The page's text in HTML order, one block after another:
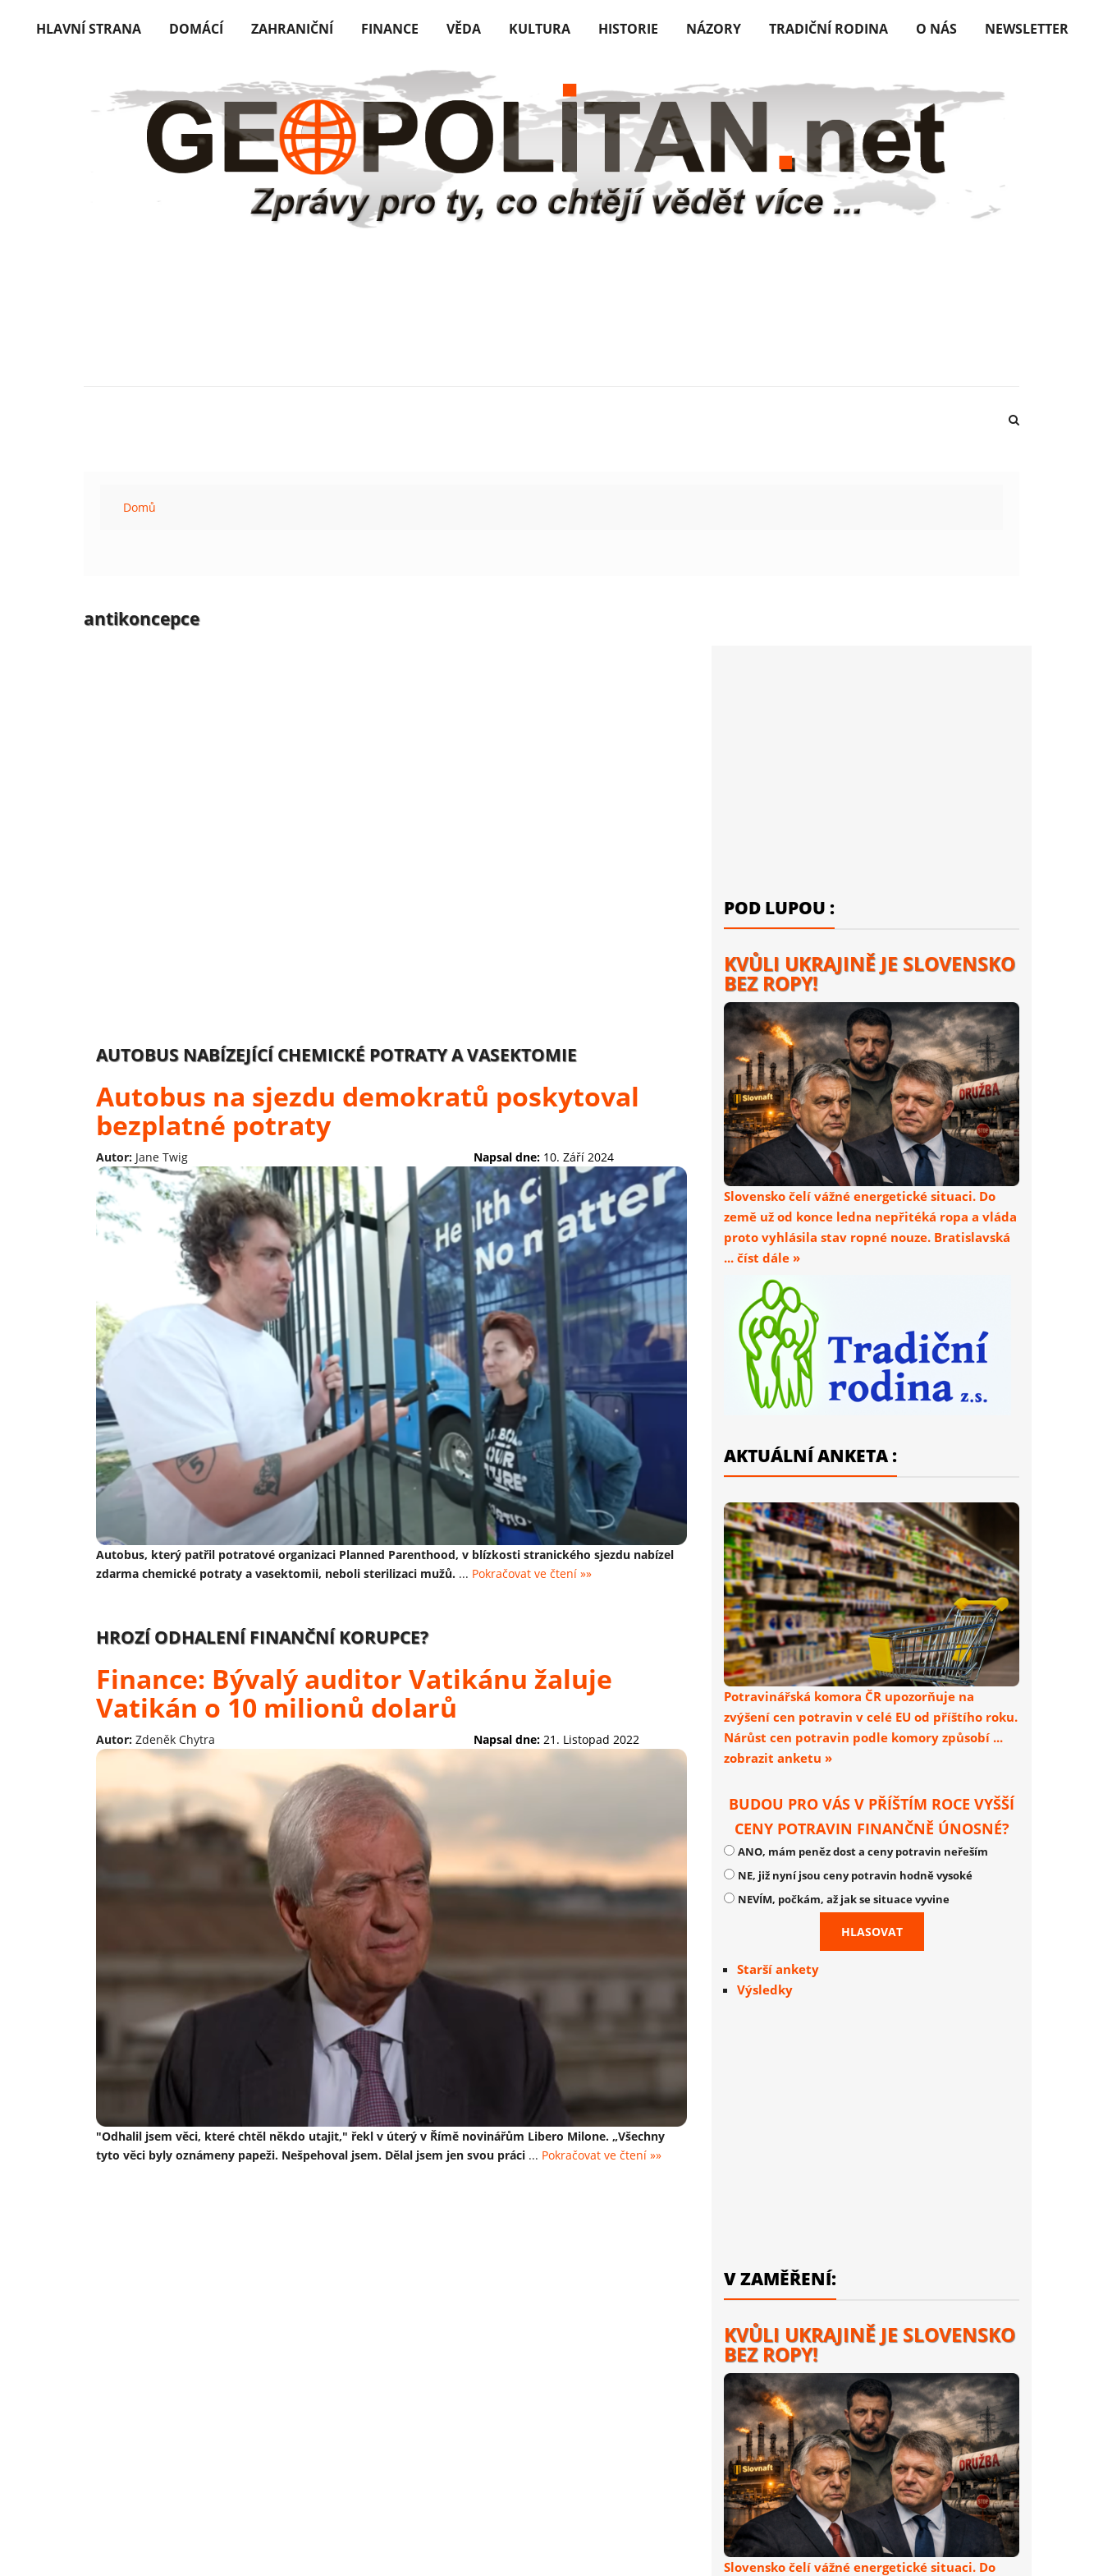
HLAVNÍ STRANA DOMÁCÍ ZAHRANIČNÍ FINANCE VĚDA KULTURA HISTORIE NÁZORY TRADIČNÍ RODINA O NÁS NEWSLETTER
Domů
antikoncepce
AUTOBUS NABÍZEJÍCÍ CHEMICKÉ POTRATY A VASEKTOMIE
Autobus na sjezdu demokratů poskytoval
bezplatné potraty
Autor: Jane Twig Napsal dne: 10. Září 2024
Autobus, který patřil potratové organizaci Planned Parenthood, v blízkosti stranického sjezdu nabízel
zdarma chemické potraty a vasektomii, neboli sterilizaci mužů. ... Pokračovat ve čtení »»
HROZÍ ODHALENÍ FINANČNÍ KORUPCE?
Finance: Bývalý auditor Vatikánu žaluje
Vatikán o 10 milionů dolarů
Autor: Zdeněk Chytra Napsal dne: 21. Listopad 2022
"Odhalil jsem věci, které chtěl někdo utajit," řekl v úterý v Římě novinářům Libero Milone. „Všechny
tyto věci byly oznámeny papeži. Nešpehoval jsem. Dělal jsem jen svou práci ... Pokračovat ve čtení »»
POD LUPOU :
KVŮLI UKRAJINĚ JE SLOVENSKO
BEZ ROPY!
Slovensko čelí vážné energetické situaci. Do
země už od konce ledna nepřitéká ropa a vláda
proto vyhlásila stav ropné nouze. Bratislavská
... číst dále »
AKTUÁLNÍ ANKETA :
Potravinářská komora ČR upozorňuje na
zvýšení cen potravin v celé EU od příštího roku.
Nárůst cen potravin podle komory způsobí ...
zobrazit anketu »
BUDOU PRO VÁS V PŘÍŠTÍM ROCE VYŠŠÍ
CENY POTRAVIN FINANČNĚ ÚNOSNÉ?
ANO, mám peněz dost a ceny potravin neřeším
NE, již nyní jsou ceny potravin hodně vysoké
NEVÍM, počkám, až jak se situace vyvine
Starší ankety
Výsledky
V ZAMĚŘENÍ:
KVŮLI UKRAJINĚ JE SLOVENSKO
BEZ ROPY!
Slovensko čelí vážné energetické situaci. Do